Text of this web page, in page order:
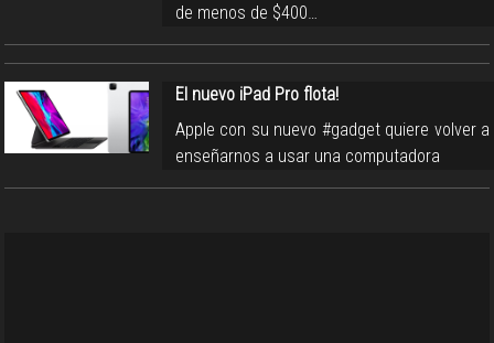
de menos de $400…
El nuevo iPad Pro flota!
Apple con su nuevo #gadget quiere volver a
enseñarnos a usar una computadora